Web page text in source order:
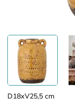
D18xV25,5 cm